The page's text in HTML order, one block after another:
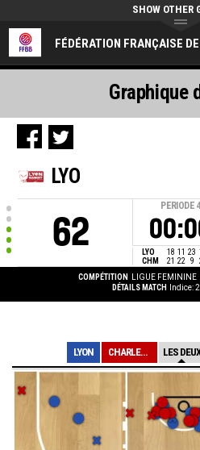
FÉDÉRATION FRANÇAISE
SHOW OTHER
LYO
62
PERIODE 4
LYO 18 11 23
CHM
21 22 9
COMPÉTITION LIGUE FEMININE
DÉTAILS MATCH
Indice:
Graphique
LYON CHARLEVILLES ME... LES DEUX